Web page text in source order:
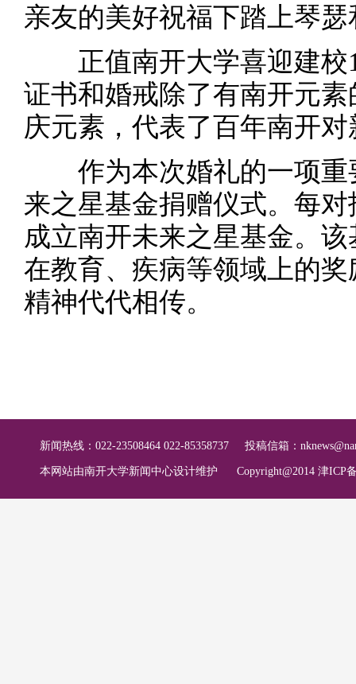
亲友的美好祝福下踏上琴
正值南开大学喜迎建校
证书和婚戒除了有南开元
庆元素，代表了百年南开
作为本次婚礼的一项重
来之星基金捐赠仪式。每
成立南开未来之星基金。
在教育、疾病等领域上的
精神代代相传。
新闻热线：022-23508464 022-85358737 投稿信箱：
本网站由南开大学新闻中心设计维护 Copyright@2014 津ICP